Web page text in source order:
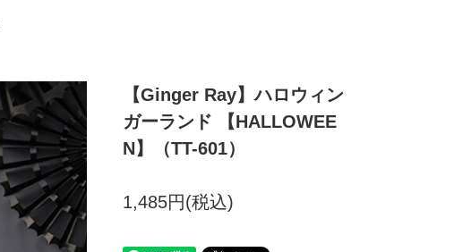
【Ginger Ray】ハロウィン
ガーランド 【HALLOWEE
N】（TT-601）
1,485円(税込)